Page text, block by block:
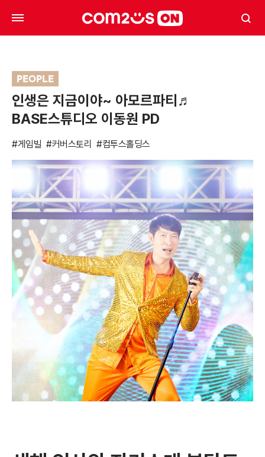
PEOPLE
인생은 지금이야~ 아모르파티♬
BASE스튜디오 이동원 PD
#게임빌 #커버스토리 #컴투스홀딩스